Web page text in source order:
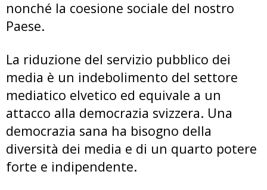
nonché la coesione sociale del nostro
Paese.
La riduzione del servizio pubblico dei
media è un indebolimento del settore
mediatico elvetico ed equivale a un
attacco alla democrazia svizzera. Una
democrazia sana ha bisogno della
diversità dei media e di un quarto potere
forte e indipendente.